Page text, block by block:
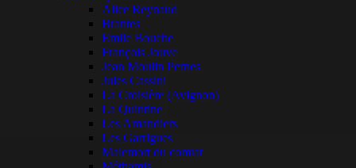
Alice Reynaud
Brantes
Emile Bouche
François Jouve
Jean Moulin Pernes
Jules Cassini
La Croisière (Avignon)
La Quintine
Les Amandiers
Les Garrigues
Malemort du comtat